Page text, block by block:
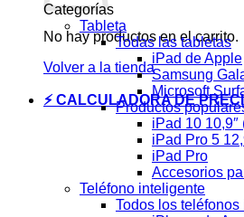
No hay productos en el carrito.
Volver a la tienda
⚡ CALCULADORA DE
Categorías
Tableta
Todas las tabletas
iPad de Apple
Samsung
Microsoft
Productos
iPad 10 10,9″
iPad Pro 5
iPad Pro
Accesorios
Teléfono inteligente
Todos los